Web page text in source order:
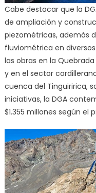
Cabe destacar que la
de ampliación y
piezométricas, además
fluviométrica en
las obras en la
y en el sector
cuenca del Tinguiririca,
iniciativas, la DGA
$1.355 millones según el